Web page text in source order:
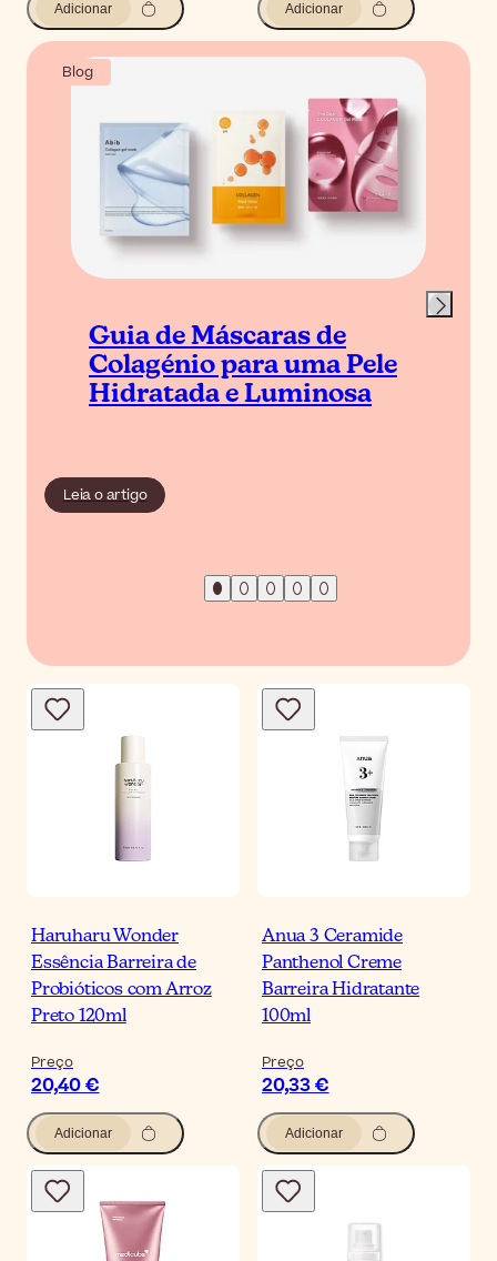
Adicionar Adicionar
Blog
Guia de Máscaras de
Colagénio para uma Pele
Hidratada e Luminosa
Leia o artigo
Haruharu Wonder
Essência Barreira de
Probióticos com Arroz
Preto 120ml
Preço
20,40 €
Adicionar
Anua 3 Ceramide
Panthenol Creme
Barreira Hidratante
100ml
Preço
20,33 €
Adicionar